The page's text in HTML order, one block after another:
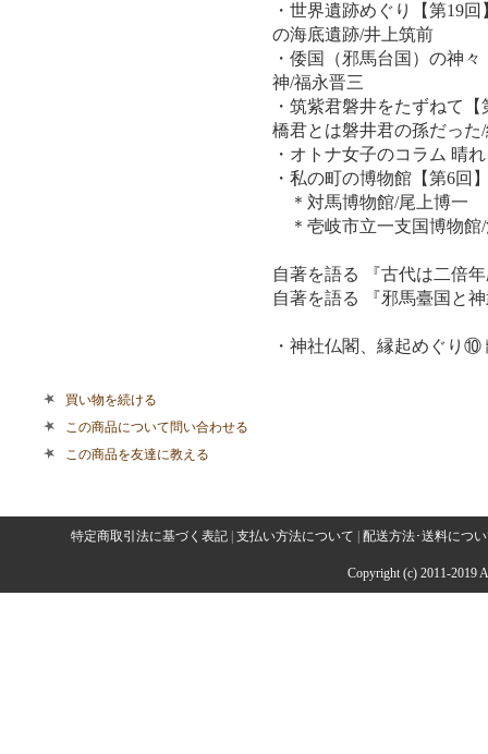
・世界遺跡めぐり【第19
の海底遺跡/井上筑前
・倭国（邪馬台国）の神
神/福永晋三
・筑紫君磐井をたずねて
橋君とは磐井君の孫だった
・オトナ女子のコラム 晴
・私の町の博物館【第6回
＊対馬博物館/尾上博一
＊壱岐市立一支国博物館
自著を語る 『古代は二倍
自著を語る 『邪馬臺国と
・神社仏閣、縁起めぐり
買い物を続ける
この商品について問い合わせる
この商品を友達に教える
特定商取引法に基づく表記 支払い方法について 配送方法･送料につ
Copyright (c) 2011-2019